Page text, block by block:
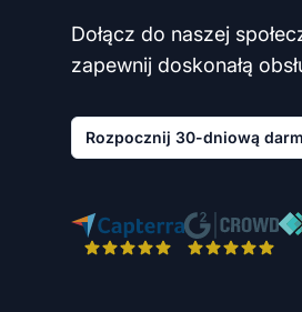
Dołącz do naszej
zapewnij doskonałą
Rozpocznij 30-dniową